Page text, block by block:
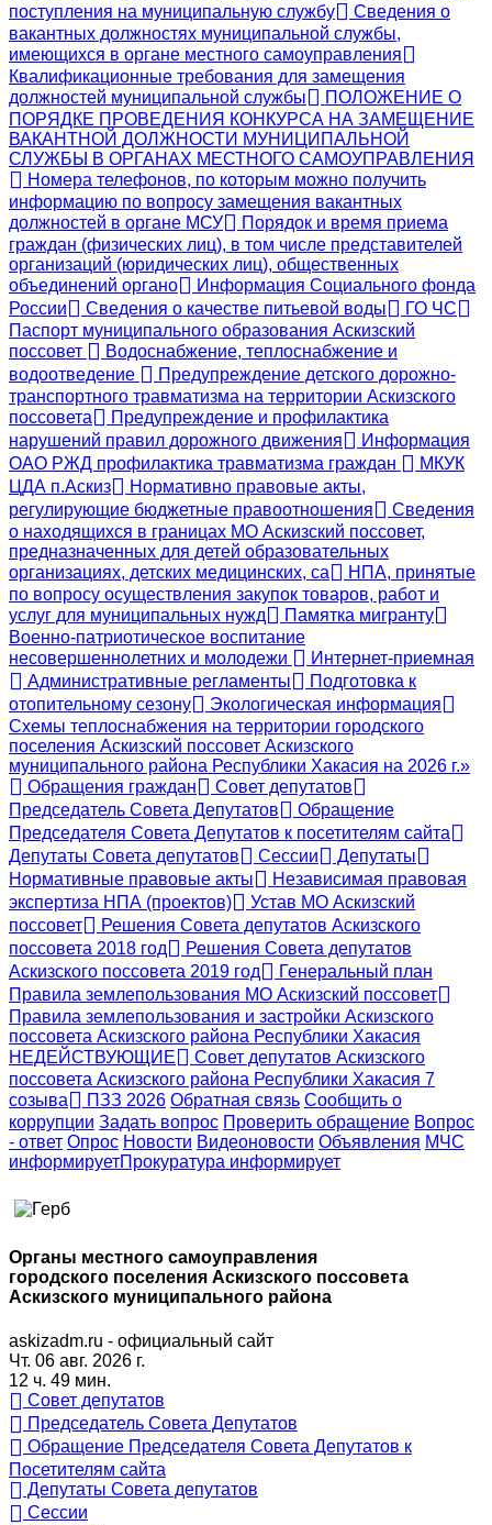
поступления на муниципальную службу
Сведения о
вакантных должностях муниципальной службы,
имеющихся в органе местного самоуправления
Квалификационные требования для замещения
должностей муниципальной службы
ПОЛОЖЕНИЕ О
ПОРЯДКЕ ПРОВЕДЕНИЯ КОНКУРСА НА ЗАМЕЩЕНИЕ
ВАКАНТНОЙ ДОЛЖНОСТИ МУНИЦИПАЛЬНОЙ
СЛУЖБЫ В ОРГАНАХ МЕСТНОГО САМОУПРАВЛЕНИЯ
Номера телефонов, по которым можно получить
информацию по вопросу замещения вакантных
должностей в органе МСУ
Порядок и время приема
граждан (физических лиц), в том числе представителей
организаций (юридических лиц), общественных
объединений органо
Информация Социального фонда
России
Сведения о качестве питьевой воды
ГО ЧС
Паспорт муниципального образования Аскизский
поссовет
Водоснабжение, теплоснабжение и
водоотведение
Предупреждение детского дорожно-
транспортного травматизма на территории Аскизского
поссовета
Предупреждение и профилактика
нарушений правил дорожного движения
Информация
ОАО РЖД профилактика травматизма граждан
МКУК
ЦДА п.Аскиз
Нормативно правовые акты,
регулирующие бюджетные правоотношения
Сведения
о находящихся в границах МО Аскизский поссовет,
предназначенных для детей образовательных
организациях, детских медицинских, са
НПА, принятые
по вопросу осуществления закупок товаров, работ и
услуг для муниципальных нужд
Памятка мигранту
Военно-патриотическое воспитание
несовершеннолетних и молодежи
Интернет-приемная
Административные регламенты
Подготовка к
отопительному сезону
Экологическая информация
Схемы теплоснабжения на территории городского
поселения Аскизский поссовет Аскизского
муниципального района Республики Хакасия на 2026 г.»
Обращения граждан
Совет депутатов
Председатель Совета Депутатов
Обращение
Председателя Совета Депутатов к посетителям сайта
Депутаты Совета депутатов
Сессии
Депутаты
Нормативные правовые акты
Независимая правовая
экспертиза НПА (проектов)
Устав МО Аскизский
поссовет
Решения Совета депутатов Аскизского
поссовета 2018 год
Решения Совета депутатов
Аскизского поссовета 2019 год
Генеральный план
Правила землепользования МО Аскизский поссовет
Правила землепользования и застройки Аскизского
поссовета Аскизского района Республики Хакасия
НЕДЕЙСТВУЮЩИЕ
Совет депутатов Аскизского
поссовета Аскизского района Республики Хакасия 7
созыва
ПЗЗ 2026 Обратная связь Сообщить о
коррупции Задать вопрос Проверить обращение Вопрос
- ответ Опрос Новости Видеоновости Объявления МЧС
информируетПрокуратура информирует
Органы местного самоуправления
городского поселения Аскизского поссовета
Аскизского муниципального района
askizadm.ru - официальный сайт
Чт. 06 авг. 2026 г.
12 ч. 49 мин.
Совет депутатов
Председатель Совета Депутатов
Обращение Председателя Совета Депутатов к
Посетителям сайта
Депутаты Совета депутатов
Сессии